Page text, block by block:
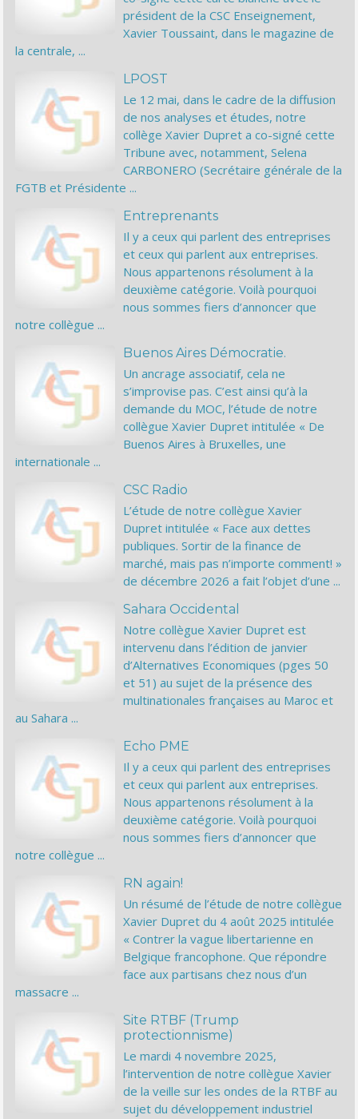
président de la CSC Enseignement,
Xavier Toussaint, dans le magazine de
la centrale, ...
LPOST
Le 12 mai, dans le cadre de la diffusion
de nos analyses et études, notre
collège Xavier Dupret a co-signé cette
Tribune avec, notamment, Selena
CARBONERO (Secrétaire générale de la
FGTB et Présidente ...
Entreprenants
Il y a ceux qui parlent des entreprises
et ceux qui parlent aux entreprises.
Nous appartenons résolument à la
deuxième catégorie. Voilà pourquoi
nous sommes fiers d’annoncer que
notre collègue ...
Buenos Aires Démocratie.
Un ancrage associatif, cela ne
s’improvise pas. C’est ainsi qu’à la
demande du MOC, l’étude de notre
collègue Xavier Dupret intitulée « De
Buenos Aires à Bruxelles, une
internationale ...
CSC Radio
L’étude de notre collègue Xavier
Dupret intitulée « Face aux dettes
publiques. Sortir de la finance de
marché, mais pas n’importe comment! »
de décembre 2026 a fait l’objet d’une ...
Sahara Occidental
Notre collègue Xavier Dupret est
intervenu dans l’édition de janvier
d’Alternatives Economiques (pges 50
et 51) au sujet de la présence des
multinationales françaises au Maroc et
au Sahara ...
Echo PME
Il y a ceux qui parlent des entreprises
et ceux qui parlent aux entreprises.
Nous appartenons résolument à la
deuxième catégorie. Voilà pourquoi
nous sommes fiers d’annoncer que
notre collègue ...
RN again!
Un résumé de l’étude de notre collègue
Xavier Dupret du 4 août 2025 intitulée
« Contrer la vague libertarienne en
Belgique francophone. Que répondre
face aux partisans chez nous d’un
massacre ...
Site RTBF (Trump
protectionnisme)
Le mardi 4 novembre 2025,
l’intervention de notre collègue Xavier
de la veille sur les ondes de la RTBF au
sujet du développement industriel